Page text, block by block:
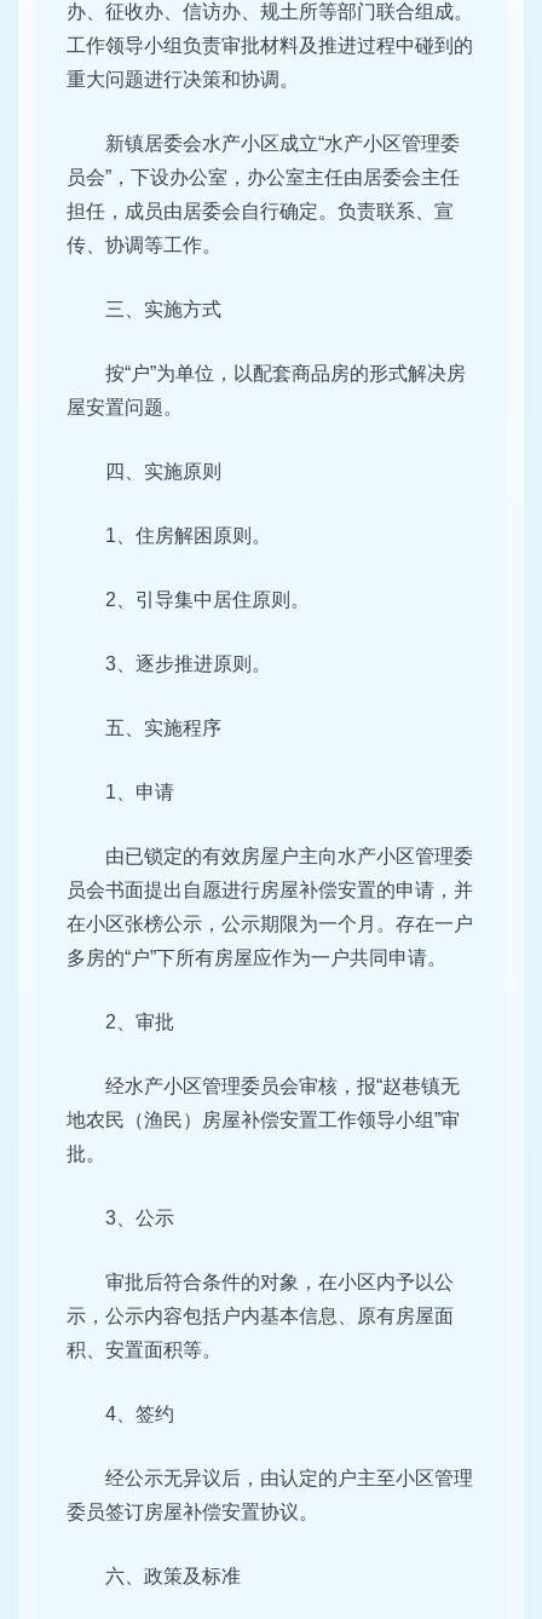
办、征收办、信访办、规土所等部门联合组成。
工作领导小组负责审批材料及推进过程中碰到的
重大问题进行决策和协调。
新镇居委会水产小区成立“水产小区管理委
员会”，下设办公室，办公室主任由居委会主任
担任，成员由居委会自行确定。负责联系、宣
传、协调等工作。
三、实施方式
按“户”为单位，以配套商品房的形式解决房
屋安置问题。
四、实施原则
1、住房解困原则。
2、引导集中居住原则。
3、逐步推进原则。
五、实施程序
1、申请
由已锁定的有效房屋户主向水产小区管理委
员会书面提出自愿进行房屋补偿安置的申请，并
在小区张榜公示，公示期限为一个月。存在一户
多房的“户”下所有房屋应作为一户共同申请。
2、审批
经水产小区管理委员会审核，报“赵巷镇无
地农民（渔民）房屋补偿安置工作领导小组”审
批。
3、公示
审批后符合条件的对象，在小区内予以公
示，公示内容包括户内基本信息、原有房屋面
积、安置面积等。
4、签约
经公示无异议后，由认定的户主至小区管理
委员签订房屋补偿安置协议。
六、政策及标准